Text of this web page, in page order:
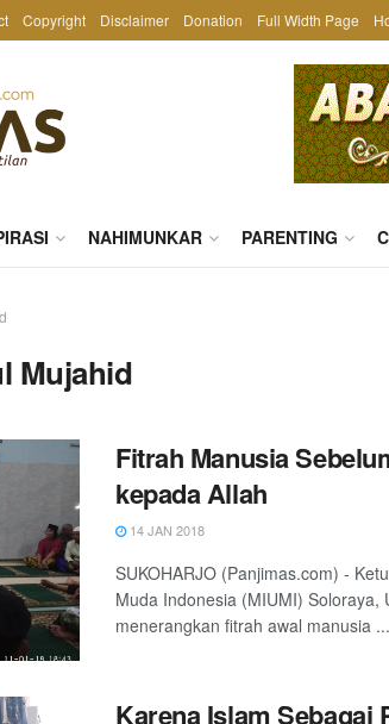
Copyright Disclaimer Donation Full Width Page
NAHIMUNKAR PARENTING
Mujahid
Fitrah Manusia
kepada Allah
14 JAN 2018
SUKOHARJO (Panjimas.com) -
Muda Indonesia (MIUMI) Soloraya,
menerangkan fitrah awal manusia ...
Karena Islam Sebagai